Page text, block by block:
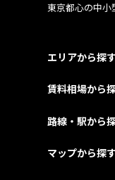
東京都心の中
エリアから探す
賃料相場から
路線・駅から
マップから探す